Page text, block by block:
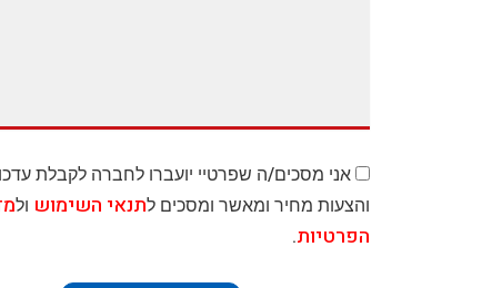
אני מסכים/ה שפרטיי יועברו לחברה לקבלת
והצעות מחיר ומאשר ומסכים לתנאי השימוש ול
הפרטיות.